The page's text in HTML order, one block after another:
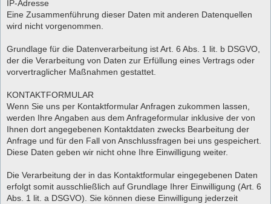
IP-Adresse
Eine Zusammenführung dieser Daten mit anderen Datenquellen
wird nicht vorgenommen.
Grundlage für die Datenverarbeitung ist Art. 6 Abs. 1 lit. b DSGVO,
der die Verarbeitung von Daten zur Erfüllung eines Vertrags oder
vorvertraglicher Maßnahmen gestattet.
KONTAKTFORMULAR
Wenn Sie uns per Kontaktformular Anfragen zukommen lassen,
werden Ihre Angaben aus dem Anfrageformular inklusive der von
Ihnen dort angegebenen Kontaktdaten zwecks Bearbeitung der
Anfrage und für den Fall von Anschlussfragen bei uns gespeichert.
Diese Daten geben wir nicht ohne Ihre Einwilligung weiter.
Die Verarbeitung der in das Kontaktformular eingegebenen Daten
erfolgt somit ausschließlich auf Grundlage Ihrer Einwilligung (Art. 6
Abs. 1 lit. a DSGVO). Sie können diese Einwilligung jederzeit